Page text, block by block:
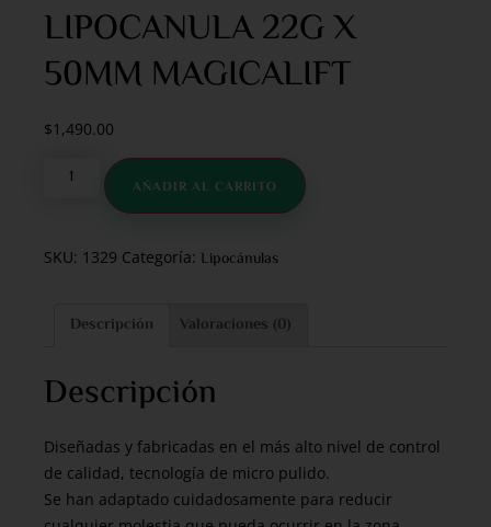
LIPOCANULA 22G X
50MM MAGICALIFT
$1,490.00
AÑADIR AL CARRITO
SKU: 1329 Categoría: Lipocánulas
Descripción Valoraciones (0)
Descripción
Diseñadas y fabricadas en el más alto nivel de control
de calidad, tecnología de micro pulido.
Se han adaptado cuidadosamente para reducir